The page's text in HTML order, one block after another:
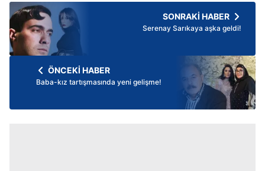
SONRAKİ HABER
Serenay Sarıkaya aşka geldi!
ÖNCEKİ HABER
Baba-kız tartışmasında yeni gelişme!